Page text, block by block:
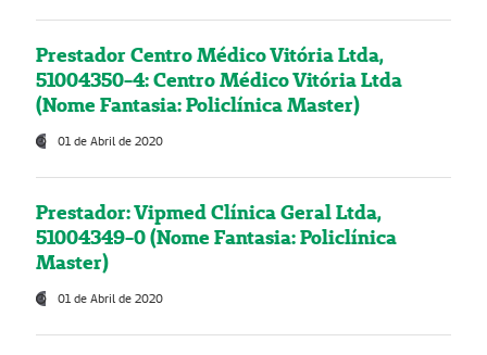
Prestador Centro Médico Vitória Ltda,
51004350-4: Centro Médico Vitória Ltda
(Nome Fantasia: Policlínica Master)
01 de Abril de 2020
Prestador: Vipmed Clínica Geral Ltda,
51004349-0 (Nome Fantasia: Policlínica
Master)
01 de Abril de 2020